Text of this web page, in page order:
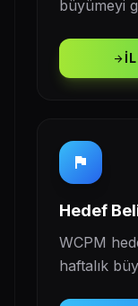
büyümeyi
arrow_forward
flag
Hedef
WCPM
haftalık